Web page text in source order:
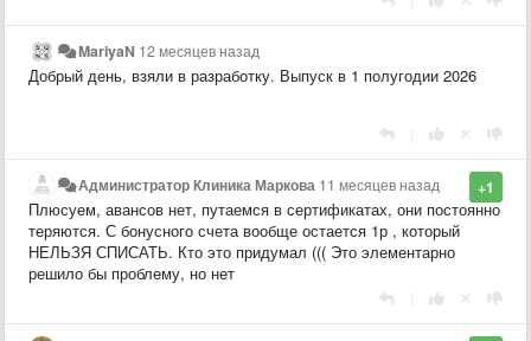
MariyaN 12 месяцев назад
Добрый день, взяли в разработку. Выпуск в 1 полугодии 2026
+1
Администратор Клиника Маркова 11 месяцев назад
Плюсуем, авансов нет, путаемся в сертификатах, они постоянно
теряются. С бонусного счета вообще остается 1р , который
НЕЛЬЗЯ СПИСАТЬ. Кто это придумал ((( Это элементарно
решило бы проблему, но нет